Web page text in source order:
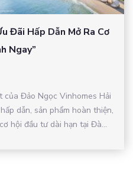
Đãi Hấp Dẫn Mở Ra Cơ
Ngay”
của Đảo Ngọc Vinhomes Hải
dẫn, sản phẩm hoàn thiện,
hội đầu tư dài hạn tại Đà...